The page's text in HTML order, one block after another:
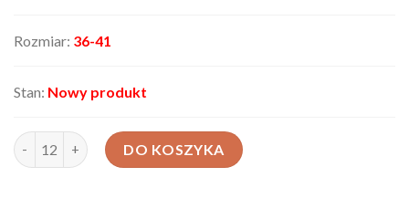
Rozmiar: 36-41
Stan: Nowy produkt
ilość Obuwie sportowe 8929
DO KOSZYKA